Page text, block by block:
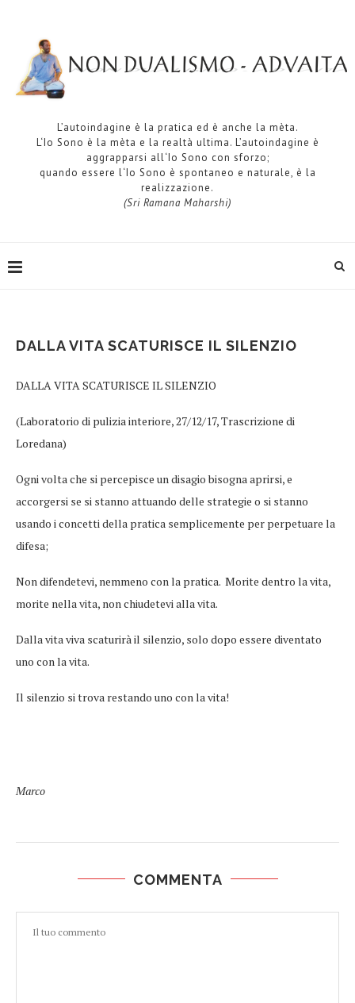
L’autoindagine è la pratica ed è anche la mèta.
L‘Io Sono è la mèta e la realtà ultima. L’autoindagine è
aggrapparsi all‘Io Sono con sforzo;
quando essere l‘Io Sono è spontaneo e naturale, è la
realizzazione.
(Sri Ramana Maharshi)
​DALLA VITA SCATURISCE IL SILENZIO
DALLA VITA SCATURISCE IL SILENZIO
(Laboratorio di pulizia interiore, 27/12/17, Trascrizione di
Loredana)
Ogni volta che si percepisce un disagio bisogna aprirsi, e
accorgersi se si stanno attuando delle strategie o si stanno
usando i concetti della pratica semplicemente per perpetuare la
difesa;
Non difendetevi, nemmeno con la pratica. Morite dentro la vita,
morite nella vita, non chiudetevi alla vita.
Dalla vita viva scaturirà il silenzio, solo dopo essere diventato
uno con la vita.
Il silenzio si trova restando uno con la vita!
Marco
COMMENTA